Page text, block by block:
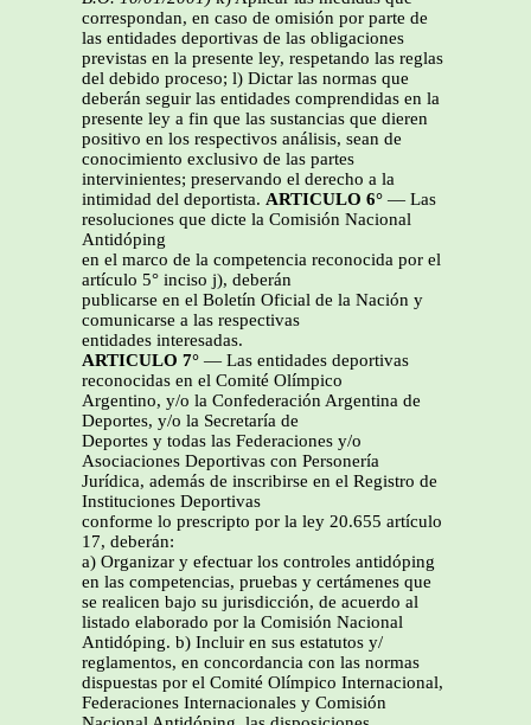
correspondan, en caso de omisión por parte de
las entidades deportivas de las obligaciones
previstas en la presente ley, respetando las reglas
del debido proceso; l) Dictar las normas que
deberán seguir las entidades comprendidas en la
presente ley a fin que las sustancias que dieren
positivo en los respectivos análisis, sean de
conocimiento exclusivo de las partes
intervinientes; preservando el derecho a la
intimidad del deportista. ARTICULO 6° — Las
resoluciones que dicte la Comisión Nacional
Antidóping
en el marco de la competencia reconocida por el
artículo 5° inciso j), deberán
publicarse en el Boletín Oficial de la Nación y
comunicarse a las respectivas
entidades interesadas.
ARTICULO 7° — Las entidades deportivas
reconocidas en el Comité Olímpico
Argentino, y/o la Confederación Argentina de
Deportes, y/o la Secretaría de
Deportes y todas las Federaciones y/o
Asociaciones Deportivas con Personería
Jurídica, además de inscribirse en el Registro de
Instituciones Deportivas
conforme lo prescripto por la ley 20.655 artículo
17, deberán:
a) Organizar y efectuar los controles antidóping
en las competencias, pruebas y certámenes que
se realicen bajo su jurisdicción, de acuerdo al
listado elaborado por la Comisión Nacional
Antidóping. b) Incluir en sus estatutos y/
reglamentos, en concordancia con las normas
dispuestas por el Comité Olímpico Internacional,
Federaciones Internacionales y Comisión